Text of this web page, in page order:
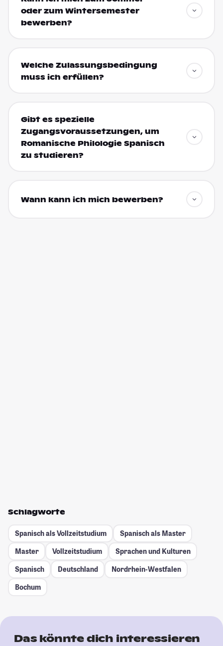
oder zum Wintersemester
bewerben?
Welche Zulassungsbedingung
muss ich erfüllen?
Gibt es spezielle
Zugangsvoraussetzungen, um
Romanische Philologie Spanisch
zu studieren?
Wann kann ich mich bewerben?
Schlagworte
Spanisch als Vollzeitstudium
Spanisch als Master
Master
Vollzeitstudium
Sprachen und Kulturen
Spanisch
Deutschland
Nordrhein-Westfalen
Bochum
Das könnte dich interessieren